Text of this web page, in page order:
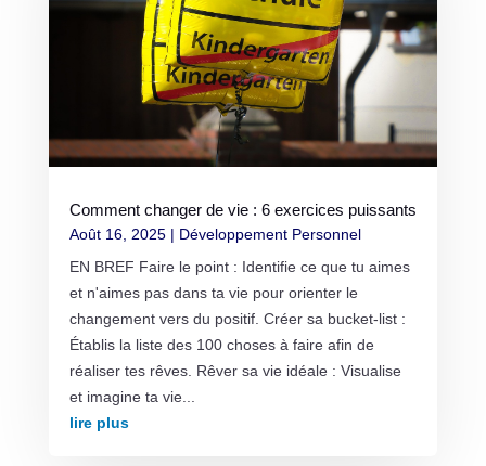
Comment changer de vie : 6 exercices puissants
Août 16, 2025| Développement Personnel
EN BREF Faire le point : Identifie ce que tu aimes
et n'aimes pas dans ta vie pour orienter le
changement vers du positif. Créer sa bucket-list :
Établis la liste des 100 choses à faire afin de
réaliser tes rêves. Rêver sa vie idéale : Visualise
et imagine ta vie...
lire plus